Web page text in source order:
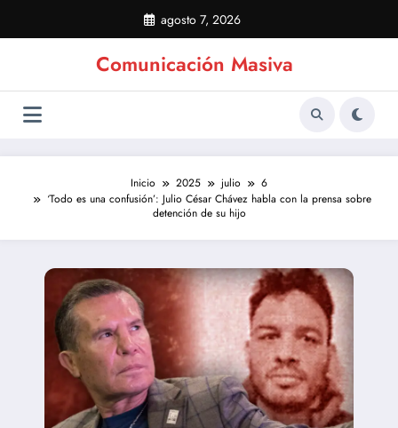
contenido
agosto 7, 2026
Comunicación Masiva
Inicio 2025 julio
6
‘Todo es una confusión’: Julio César Chávez habla con la prensa sobre
detención de su hijo